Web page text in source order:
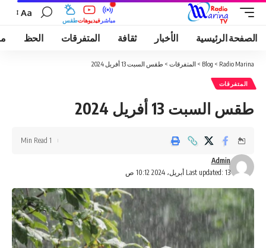
طقسفيديوهات مباشر
Aa
الصفحة الرئيسية الأخبار ثقافة المتفرقات الحظ
Radio Marina
>
Blog
> المتفرقات > طقس السبت 13 أفريل 2024
المتفرقات
طقس السبت 13 أفريل 2024
Last updated: 13 أبريل، 2024 10:12 ص
Admin
1 Min Read